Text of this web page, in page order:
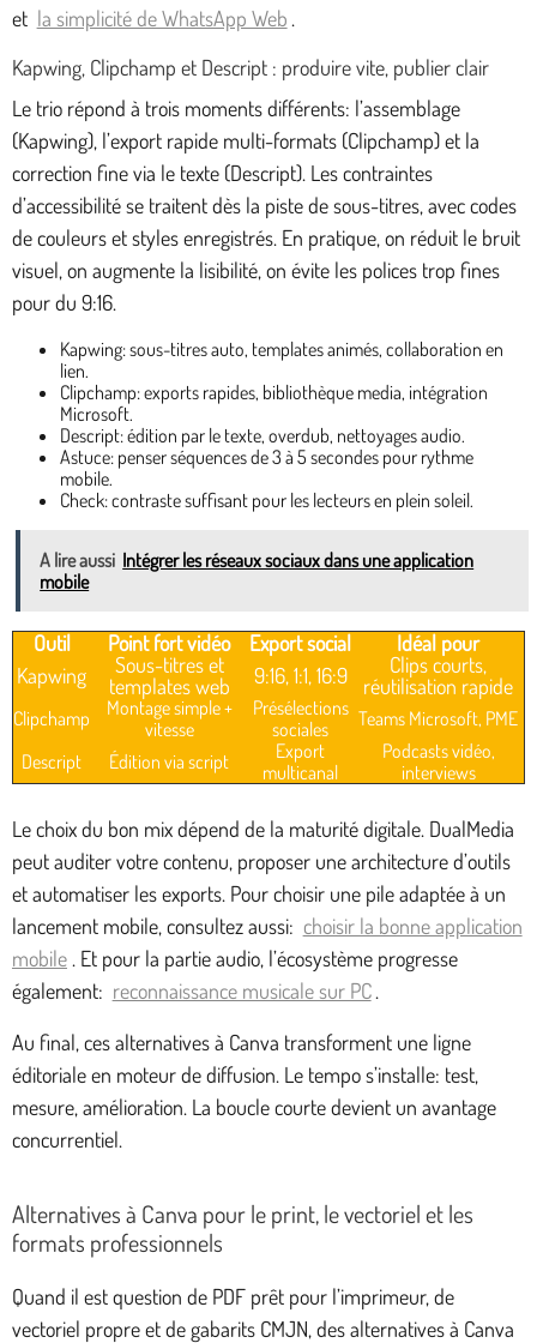
et la simplicité de WhatsApp Web .
Kapwing, Clipchamp et Descript : produire vite, publier clair
Le trio répond à trois moments différents: l’assemblage
(Kapwing), l’export rapide multi-formats (Clipchamp) et la
correction fine via le texte (Descript). Les contraintes
d’accessibilité se traitent dès la piste de sous-titres, avec codes
de couleurs et styles enregistrés. En pratique, on réduit le bruit
visuel, on augmente la lisibilité, on évite les polices trop fines
pour du 9:16.
Kapwing: sous-titres auto, templates animés, collaboration en
lien.
Clipchamp: exports rapides, bibliothèque media, intégration
Microsoft.
Descript: édition par le texte, overdub, nettoyages audio.
Astuce: penser séquences de 3 à 5 secondes pour rythme
mobile.
Check: contraste suffisant pour les lecteurs en plein soleil.
A lire aussi Intégrer les réseaux sociaux dans une application
mobile
Outil Point fort vidéo Export social
Idéal pour
Kapwing
Sous-titres et
templates web
9:16, 1:1, 16:9
Clips courts,
réutilisation rapide
Clipchamp
Montage simple +
vitesse
Présélections
sociales
Teams Microsoft, PME
Descript
Édition via script
Export
multicanal
Podcasts vidéo,
interviews
Le choix du bon mix dépend de la maturité digitale. DualMedia
peut auditer votre contenu, proposer une architecture d’outils
et automatiser les exports. Pour choisir une pile adaptée à un
lancement mobile, consultez aussi: choisir la bonne application
mobile . Et pour la partie audio, l’écosystème progresse
également: reconnaissance musicale sur PC .
Au final, ces alternatives à Canva transforment une ligne
éditoriale en moteur de diffusion. Le tempo s’installe: test,
mesure, amélioration. La boucle courte devient un avantage
concurrentiel.
Alternatives à Canva pour le print, le vectoriel et les
formats professionnels
Quand il est question de PDF prêt pour l’imprimeur, de
vectoriel propre et de gabarits CMJN, des alternatives à Canva